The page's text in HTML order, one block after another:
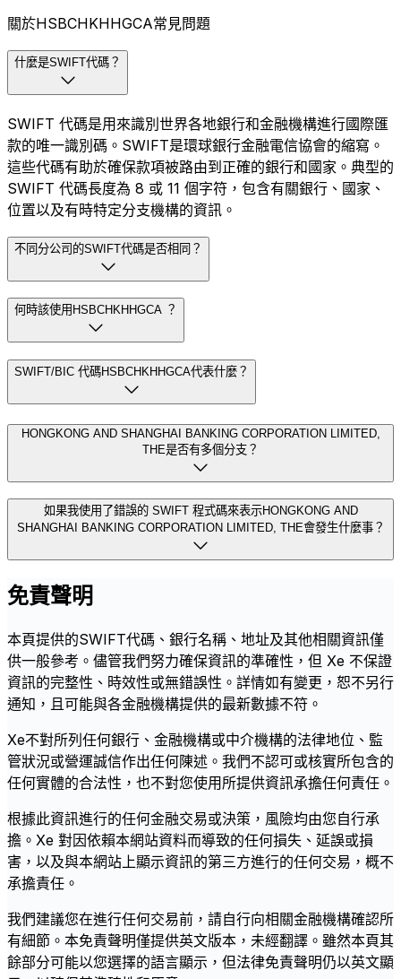
關於HSBCHKHHGCA常見問題
什麼是SWIFT代碼？
SWIFT 代碼是用來識別世界各地銀行和金融機構進行國際匯
款的唯一識別碼。SWIFT是環球銀行金融電信協會的縮寫。
這些代碼有助於確保款項被路由到正確的銀行和國家。典型的
SWIFT 代碼長度為 8 或 11 個字符，包含有關銀行、國家、
位置以及有時特定分支機構的資訊。
不同分公司的SWIFT代碼是否相同？
何時該使用HSBCHKHHGCA ？
SWIFT/BIC 代碼HSBCHKHHGCA代表什麼？
HONGKONG AND SHANGHAI BANKING CORPORATION LIMITED,
THE是否有多個分支？
如果我使用了錯誤的 SWIFT 程式碼來表示HONGKONG AND
SHANGHAI BANKING CORPORATION LIMITED, THE會發生什麼事？
免責聲明
本頁提供的SWIFT代碼、銀行名稱、地址及其他相關資訊僅
供一般參考。儘管我們努力確保資訊的準確性，但 Xe 不保證
資訊的完整性、時效性或無錯誤性。詳情如有變更，恕不另行
通知，且可能與各金融機構提供的最新數據不符。
Xe不對所列任何銀行、金融機構或中介機構的法律地位、監
管狀況或營運誠信作出任何陳述。我們不認可或核實所包含的
任何實體的合法性，也不對您使用所提供資訊承擔任何責任。
根據此資訊進行的任何金融交易或決策，風險均由您自行承
擔。Xe 對因依賴本網站資料而導致的任何損失、延誤或損
害，以及與本網站上顯示資訊的第三方進行的任何交易，概不
承擔責任。
我們建議您在進行任何交易前，請自行向相關金融機構確認所
有細節。本免責聲明僅提供英文版本，未經翻譯。雖然本頁其
餘部分可能以您選擇的語言顯示，但法律免責聲明仍以英文顯